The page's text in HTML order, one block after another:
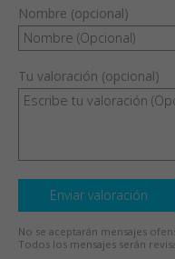
Nombre (opcional)
Tu valoración (opcional)
Enviar valoración
No se aceptarán mensajes
Todos los mensajes serán